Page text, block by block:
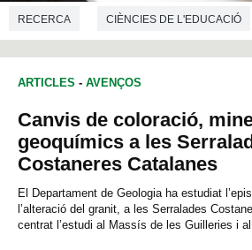
RECERCA CIÈNCIES DE L'EDUCACIÓ
ARTICLES - AVENÇOS
Canvis de coloració,
geoquímics a les
Costaneres Catalanes
El Departament de Geologia ha estudiat
l’alteració del granit, a les Serralades
centrat l’estudi al Massís de les Guilleries i